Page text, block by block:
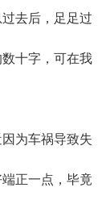
去后，足足过
十字，可在我
为车祸导致失
正一点，毕竟